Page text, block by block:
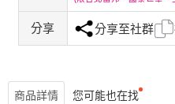
分享 分享至社群
商品詳情 您可能也在找